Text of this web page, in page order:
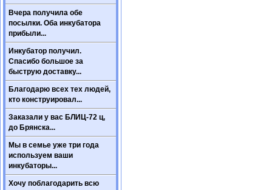
Вчера получила обе
посылки. Оба инкубатора
прибыли...
Инкубатор получил.
Спасибо большое за
быструю доставку...
Благодарю всех тех людей,
кто конструировал...
Заказали у вас БЛИЦ-72 ц,
до Брянска...
Мы в семье уже три года
используем ваши
инкубаторы...
Хочу поблагодарить всю